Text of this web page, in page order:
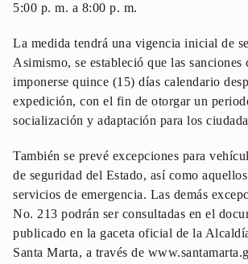
5:00 p. m. a 8:00 p. m.
La medida tendrá una vigencia inicial de
Asimismo, se estableció que las sanciones
imponerse quince (15) días calendario
expedición, con el fin de otorgar un
socialización y adaptación para los
También se prevé excepciones para
de seguridad del Estado, así como
servicios de emergencia. Las demás
No. 213 podrán ser consultadas en el
publicado en la gaceta oficial de la
Santa Marta, a través de